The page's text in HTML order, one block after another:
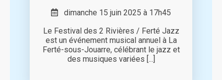
dimanche 15 juin 2025 à 17h45
Le Festival des 2 Rivières / Ferté Jazz
est un événement musical annuel à La
Ferté-sous-Jouarre, célébrant le jazz et
des musiques variées [...]